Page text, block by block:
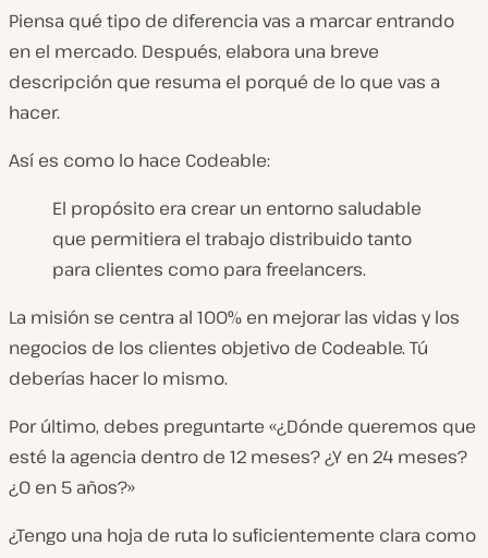
Piensa qué tipo de diferencia vas a marcar entrando
en el mercado. Después, elabora una breve
descripción que resuma el porqué de lo que vas a
hacer.
Así es como lo hace Codeable:
El propósito era crear un entorno saludable
que permitiera el trabajo distribuido tanto
para clientes como para freelancers.
La misión se centra al 100% en mejorar las vidas y los
negocios de los clientes objetivo de Codeable. Tú
deberías hacer lo mismo.
Por último, debes preguntarte «¿Dónde queremos que
esté la agencia dentro de 12 meses? ¿Y en 24 meses?
¿O en 5 años?»
¿Tengo una hoja de ruta lo suficientemente clara como